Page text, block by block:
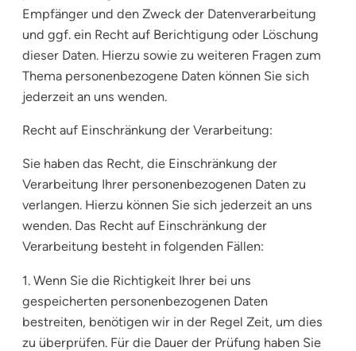
Empfänger und den Zweck der Datenverarbeitung
und ggf. ein Recht auf Berichtigung oder Löschung
dieser Daten. Hierzu sowie zu weiteren Fragen zum
Thema personenbezogene Daten können Sie sich
jederzeit an uns wenden.
Recht auf Einschränkung der Verarbeitung:
Sie haben das Recht, die Einschränkung der
Verarbeitung Ihrer personenbezogenen Daten zu
verlangen. Hierzu können Sie sich jederzeit an uns
wenden. Das Recht auf Einschränkung der
Verarbeitung besteht in folgenden Fällen:
1. Wenn Sie die Richtigkeit Ihrer bei uns
gespeicherten personenbezogenen Daten
bestreiten, benötigen wir in der Regel Zeit, um dies
zu überprüfen. Für die Dauer der Prüfung haben Sie